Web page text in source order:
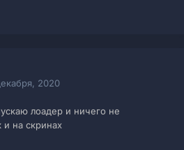
2020
лоадер и ничего не
и на скринах